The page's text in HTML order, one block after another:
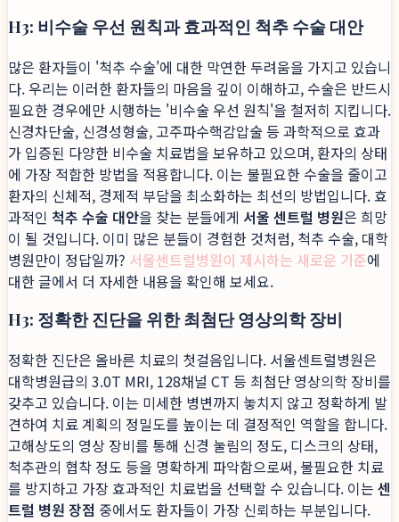
H3: 비수술 우선 원칙과 효과적인 척추 수술 대안
많은 환자들이 '척추 수술'에 대한 막연한 두려움을 가지고 있습니
다. 우리는 이러한 환자들의 마음을 깊이 이해하고, 수술은 반드시
필요한 경우에만 시행하는 '비수술 우선 원칙'을 철저히 지킵니다.
신경차단술, 신경성형술, 고주파수핵감압술 등 과학적으로 효과
가 입증된 다양한 비수술 치료법을 보유하고 있으며, 환자의 상태
에 가장 적합한 방법을 적용합니다. 이는 불필요한 수술을 줄이고
환자의 신체적, 경제적 부담을 최소화하는 최선의 방법입니다. 효
과적인 척추 수술 대안을 찾는 분들에게 서울 센트럴 병원은 희망
이 될 것입니다. 이미 많은 분들이 경험한 것처럼, 척추 수술, 대학
병원만이 정답일까? 서울센트럴병원이 제시하는 새로운 기준에
대한 글에서 더 자세한 내용을 확인해 보세요.
H3: 정확한 진단을 위한 최첨단 영상의학 장비
정확한 진단은 올바른 치료의 첫걸음입니다. 서울센트럴병원은
대학병원급의 3.0T MRI, 128채널 CT 등 최첨단 영상의학 장비를
갖추고 있습니다. 이는 미세한 병변까지 놓치지 않고 정확하게 발
견하여 치료 계획의 정밀도를 높이는 데 결정적인 역할을 합니다.
고해상도의 영상 장비를 통해 신경 눌림의 정도, 디스크의 상태,
척추관의 협착 정도 등을 명확하게 파악함으로써, 불필요한 치료
를 방지하고 가장 효과적인 치료법을 선택할 수 있습니다. 이는 센
트럴 병원 장점 중에서도 환자들이 가장 신뢰하는 부분입니다.